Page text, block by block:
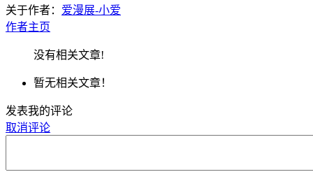
关于作者： 爱漫展-小爱
作者主页
没有相关文章!
暂无相关文章！
发表我的评论
取消评论